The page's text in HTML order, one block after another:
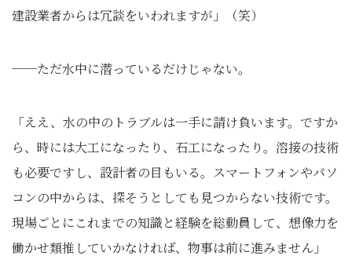
建設業者からは冗談をいわれますが」（笑）
──ただ水中に潜っているだけじゃない。
「ええ、水の中のトラブルは一手に請け負います。ですか
ら、時には大工になったり、石工になったり。溶接の技術
も必要ですし、設計者の目もいる。スマートフォンやパソ
コンの中からは、探そうとしても見つからない技術です。
現場ごとにこれまでの知識と経験を総動員して、想像力を
働かせ類推していかなければ、物事は前に進みません」